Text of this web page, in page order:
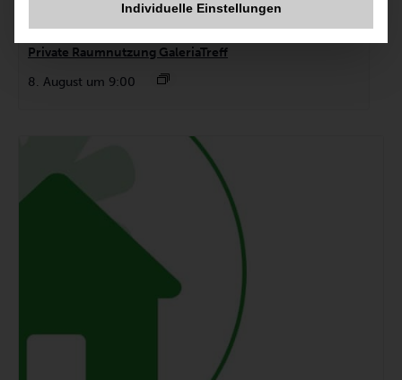
Private Raumnutzung GaleriaTreff
8. August um 9:00
Individuelle Einstellungen